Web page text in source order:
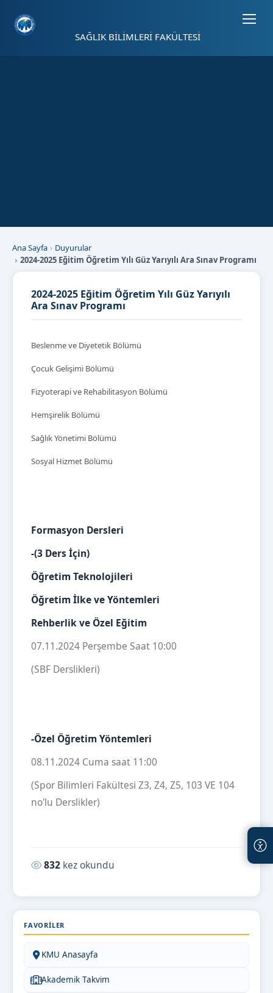
SAĞLIK BİLİMLERİ FAKÜLTESİ
Ana Sayfa
Duyurular
2024-2025 Eğitim Öğretim Yılı Güz Yarıyılı Ara Sınav Programı
2024-2025 Eğitim Öğretim Yılı Güz Yarıyılı
Ara Sınav Programı
Beslenme ve Diyetetik Bölümü
Çocuk Gelişimi Bölümü
Fizyoterapi ve Rehabilitasyon Bölümü
Hemşirelik Bölümü
Sağlık Yönetimi Bölümü
Sosyal Hizmet Bölümü
Formasyon Dersleri
-(3 Ders İçin)
Öğretim Teknolojileri
Öğretim İlke ve Yöntemleri
Rehberlik ve Özel Eğitim
07.11.2024 Perşembe Saat 10:00
(SBF Derslikleri)
-Özel Öğretim Yöntemleri
08.11.2024 Cuma saat 11:00
(Spor Bilimleri Fakültesi Z3, Z4, Z5, 103 VE 104
no'lu Derslikler)
Okunma sayısı:
832 kez okundu
FAVORILER
KMU Anasayfa
Akademik Takvim